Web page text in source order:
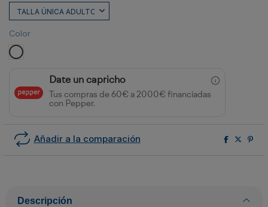
Color
BLANCO
Date un capricho
Tus compras de 60€ a 2000€ financiadas
con Pepper.
Añadir a la comparación
Descripción